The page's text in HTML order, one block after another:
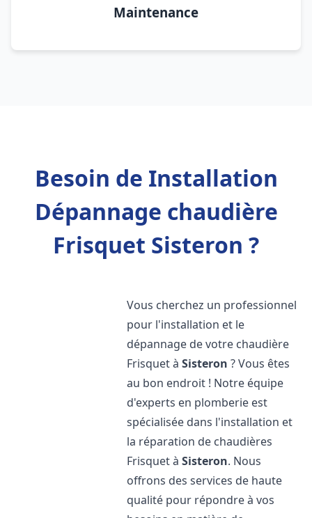
Maintenance
Besoin de Installation
Dépannage chaudière
Frisquet Sisteron ?
Vous cherchez un professionnel
pour l'installation et le
dépannage de votre chaudière
Frisquet àSisteron ? Vous êtes
au bon endroit ! Notre équipe
d'experts en plomberie est
spécialisée dans l'installation et
la réparation de chaudières
Frisquet àSisteron. Nous
offrons des services de haute
qualité pour répondre à vos